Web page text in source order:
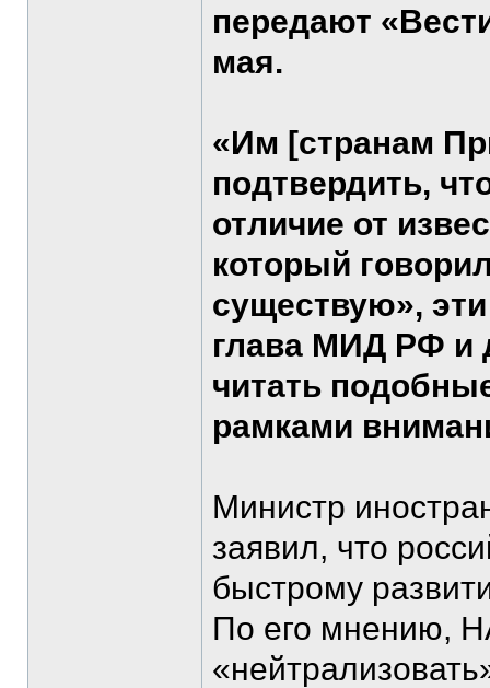
передают
мая.
«Им [странам
подтвердить,
отличие от
который
существую»,
глава МИД РФ и
читать
рамками
Министр
заявил, что
быстрому
По его мнению,